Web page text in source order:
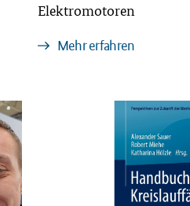
Elektromotoren
Mehr erfahren